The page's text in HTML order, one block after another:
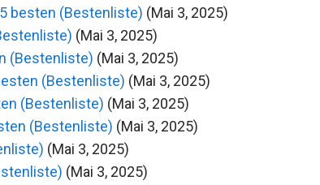
besten (Bestenliste) (Mai 3, 2025)
(Mai 3, 2025)
(Bestenliste) (Mai 3, 2025)
(Bestenliste) (Mai 3, 2025)
(Bestenliste) (Mai 3, 2025)
(Bestenliste) (Mai 3, 2025)
(Mai 3, 2025)
(Mai 3, 2025)